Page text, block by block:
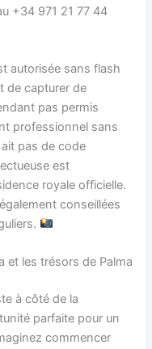
+34 971 21 77 44
autorisée sans flash
de capturer de
pas permis
professionnel sans
ait pas de code
est
royale officielle.
conseillées
et les trésors de Palma
à côté de la
parfaite pour un
commencer